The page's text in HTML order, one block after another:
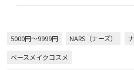
5000円～9999円 NARS（ナーズ）
ベースメイクコスメ